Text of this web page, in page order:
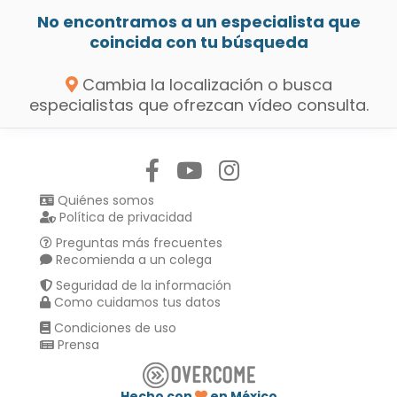
No encontramos a un especialista que
coincida con tu búsqueda
Cambia la localización o busca
especialistas que ofrezcan vídeo consulta.
Quiénes somos
Política de privacidad
Preguntas más frecuentes
Recomienda a un colega
Seguridad de la información
Como cuidamos tus datos
Condiciones de uso
Prensa